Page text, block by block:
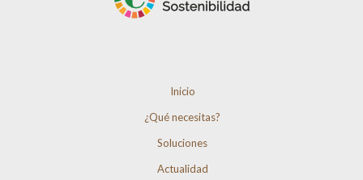
Inicio
¿Qué necesitas?
Soluciones
Actualidad